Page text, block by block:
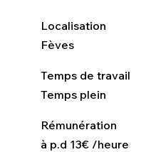
Rémunération
à p.d 13€ /heure
Localisation
Fèves
Temps de travail
Temps plein